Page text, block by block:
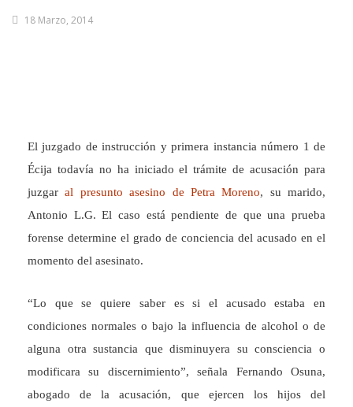
18 Marzo, 2014
El juzgado de instrucción y primera instancia número 1 de
Écija todavía no ha iniciado el trámite de acusación para
juzgaral presunto asesino de Petra Moreno, su marido,
Antonio L.G. El caso está pendiente de que una prueba
forense determine el grado de conciencia del acusado en el
momento del asesinato.
“Lo que se quiere saber es si el acusado estaba en
condiciones normales o bajo la influencia de alcohol o de
alguna otra sustancia que disminuyera su consciencia o
modificara su discernimiento”, señala Fernando Osuna,
abogado de la acusación, que ejercen los hijos del